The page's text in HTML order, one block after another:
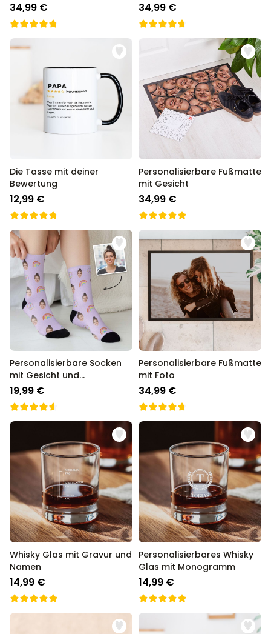
34,99 € 34,99 €
Die Tasse mit deiner
Bewertung
12,99 €
Personalisierbare Fußmatte
mit Gesicht
34,99 €
Personalisierbare Socken
mit Gesicht und
Hintergründen
19,99 €
Personalisierbare Fußmatte
mit Foto
34,99 €
Whisky Glas mit Gravur und
Namen
14,99 €
Personalisierbares Whisky
Glas mit Monogramm
14,99 €